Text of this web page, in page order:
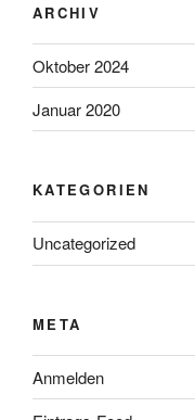
ARCHIV
Oktober 2024
Januar 2020
KATEGORIEN
Uncategorized
META
Anmelden